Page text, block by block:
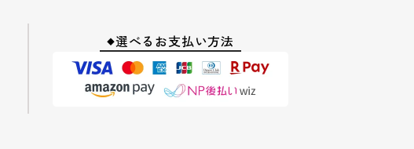
◆選べるお支払い方法